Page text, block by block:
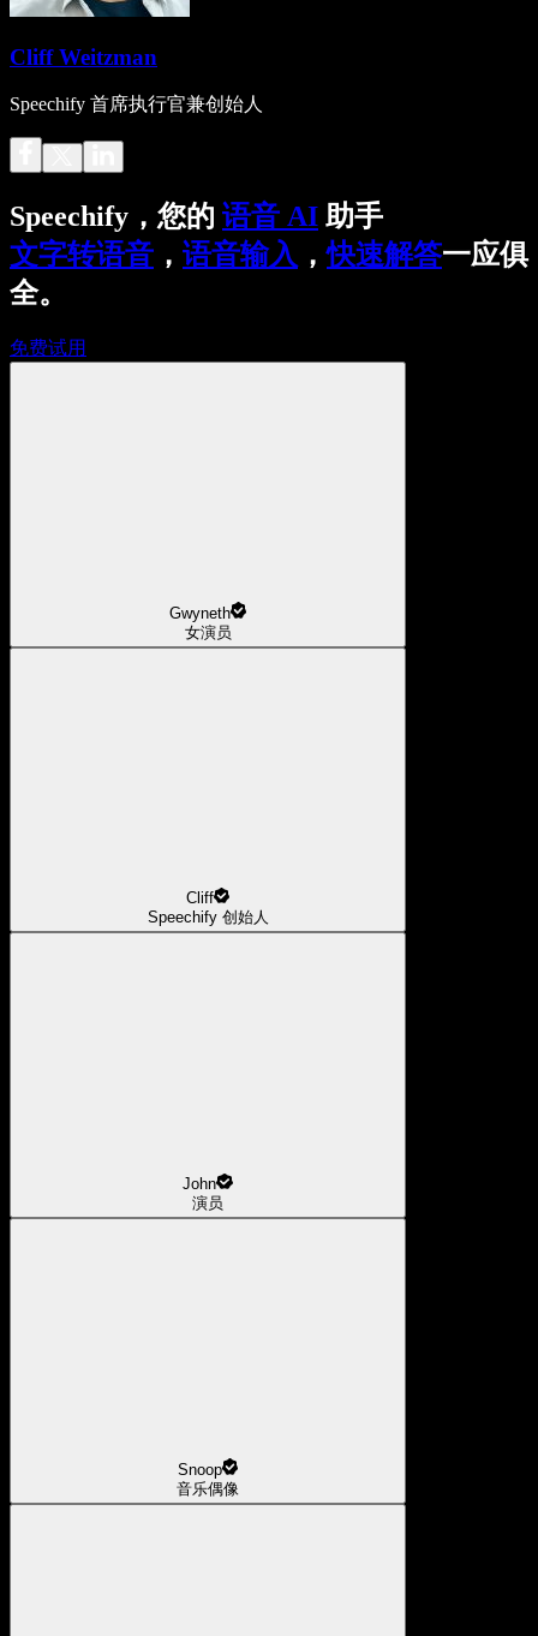
Cliff Weitzman
Speechify 首席执行官兼创始人
Speechify，您的 语音 AI 助手
文字转语音 ， 语音输入 ，快速解答一应俱
全。
免费试用
Gwyneth
女演员
Cliff
Speechify 创始人
John
演员
Snoop
音乐偶像